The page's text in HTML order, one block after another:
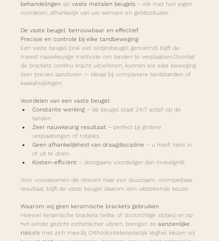
behandelingen als vaste metalen beugels – elk met hun eigen
voordelen, afhankelijk van uw wensen en gebitssituatie.
De vaste beugel: betrouwbaar en effectief
Precisie en controle bij elke tandbeweging
Een vaste beugel (ook wel slotjesbeugel genoemd) blijft de
meest nauwkeurige methode om tanden te verplaatsen.Doordat
de brackets continu kracht uitoefenen, kunnen we elke beweging
zeer precies aansturen — ideaal bij complexere tandstanden of
kaakafwijkingen.
Voordelen van een vaste beugel:
Constante werking – de beugel staat 24/7 actief op de
tanden.
Zeer nauwkeurig resultaat – perfect bij grotere
verplaatsingen of rotaties.
Geen afhankelijkheid van draagdiscipline – u hoeft niets in
of uit te doen.
Kosten-efficiënt – doorgaans voordeliger dan Invisalign®.
Voor volwassenen die streven naar een duurzaam, voorspelbaar
resultaat, blijft de vaste beugel daarom een uitstekende keuze.
Waarom wij geen keramische brackets gebruiken
Hoewel keramische brackets (witte of doorzichtige slotjes) er op
het eerste gezicht esthetischer uitzien, brengen ze aanzienlijke
risico’s met zich mee.Bij Orthodontistenpraktijk Veghel kiezen wij